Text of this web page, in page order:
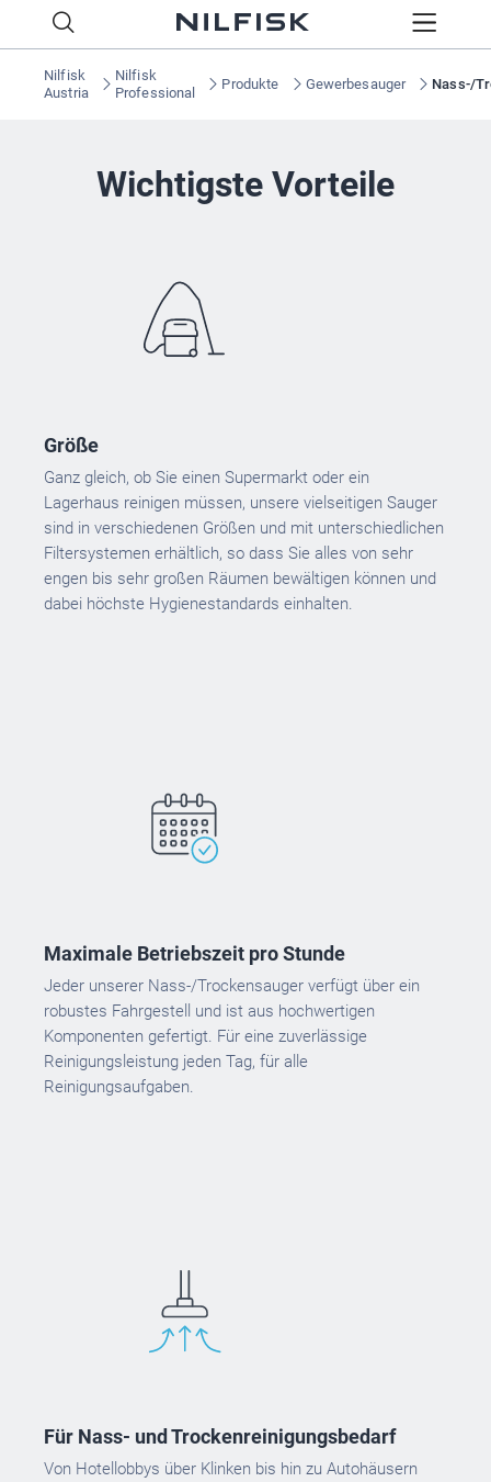
Nilfisk
Austria
Nilfisk
Professional
Produkte Gewerbesauger Nass-/
Wichtigste Vorteile
Größe
Ganz gleich, ob Sie einen Supermarkt oder ein
Lagerhaus reinigen müssen, unsere vielseitigen Sauger
sind in verschiedenen Größen und mit unterschiedlichen
Filtersystemen erhältlich, so dass Sie alles von sehr
engen bis sehr großen Räumen bewältigen können und
dabei höchste Hygienestandards einhalten.
Maximale Betriebszeit pro Stunde
Jeder unserer Nass-/Trockensauger verfügt über ein
robustes Fahrgestell und ist aus hochwertigen
Komponenten gefertigt. Für eine zuverlässige
Reinigungsleistung jeden Tag, für alle
Reinigungsaufgaben.
Für Nass- und Trockenreinigungsbedarf
Von Hotellobbys über Klinken bis hin zu Autohäusern